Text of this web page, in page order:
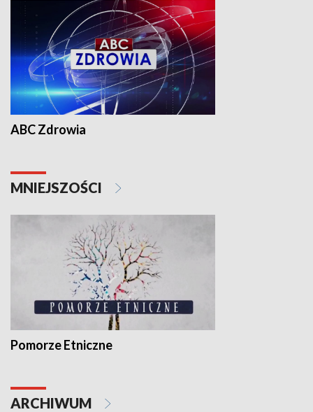
ABC Zdrowia
MNIEJSZOŚCI
Pomorze Etniczne
ARCHIWUM